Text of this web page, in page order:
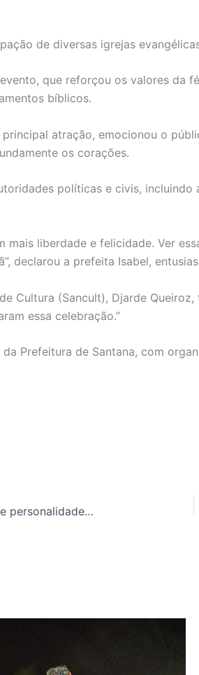
de diversas igrejas
que reforçou os valores da
bíblicos.
atração, emocionou o
os corações.
políticas e civis,
mais liberdade e felicidade. Ver
declarou a prefeita Isabel,
Cultura (Sancult), Djarde
essa celebração.”
Prefeitura de Santana, com
Santana prepara homenagens a pioneiros e personalidades históricas